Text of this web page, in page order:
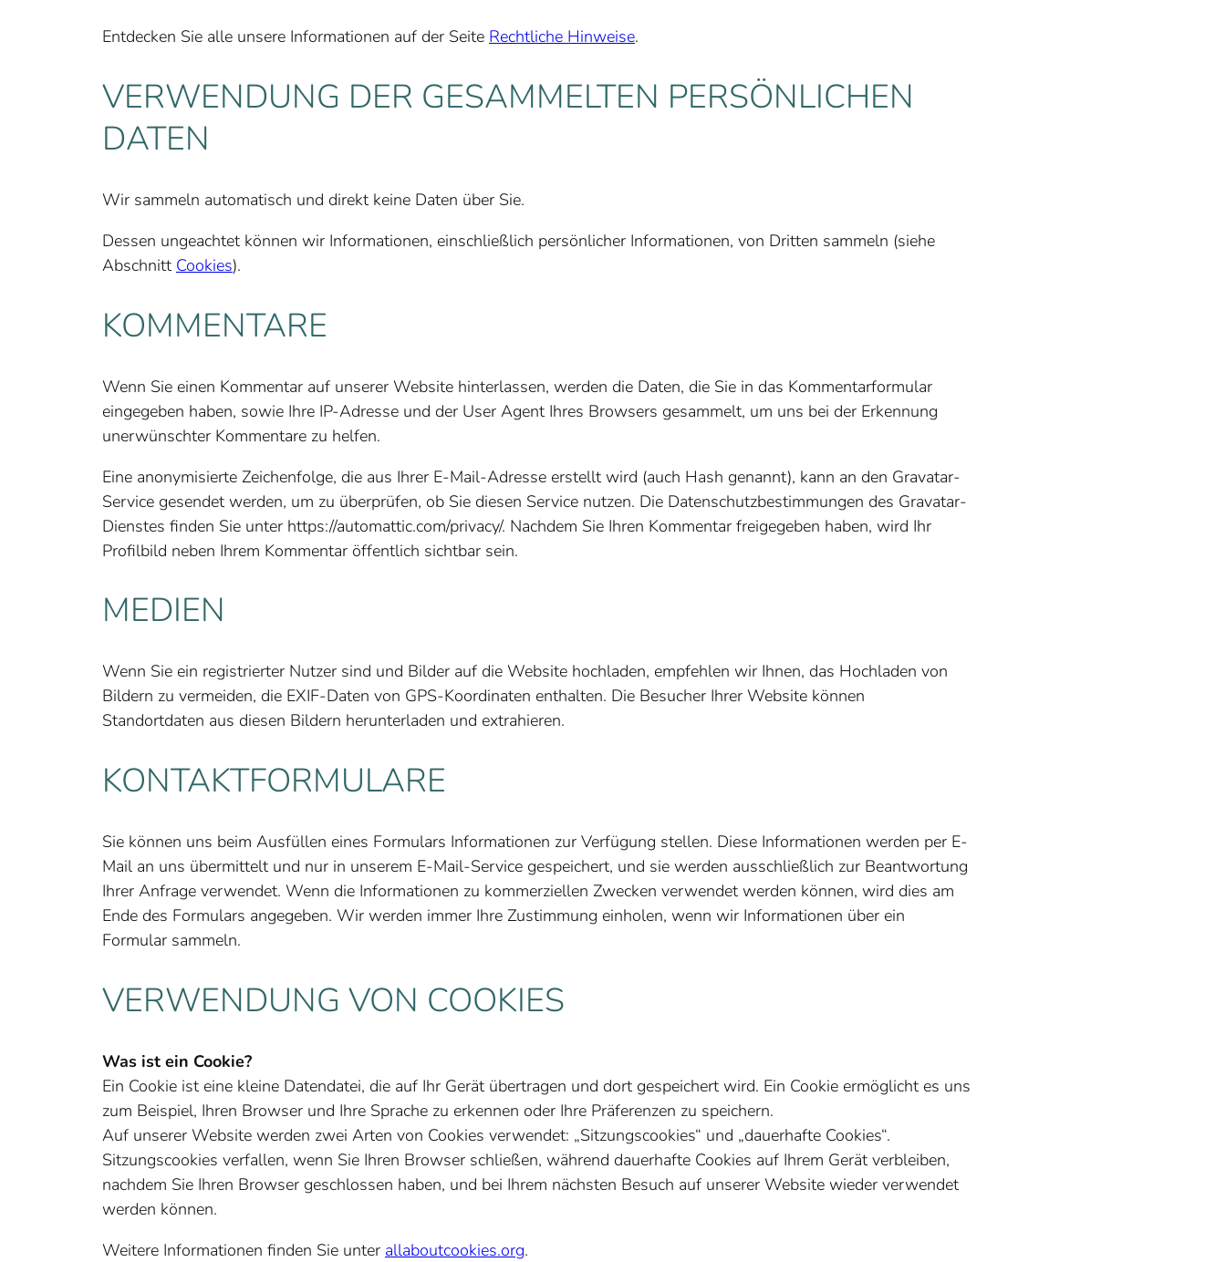
Entdecken Sie alle unsere Informationen auf der Seite Rechtliche Hinweise.
VERWENDUNG DER GESAMMELTEN PERSÖNLICHEN
DATEN
Wir sammeln automatisch und direkt keine Daten über Sie.
Dessen ungeachtet können wir Informationen, einschließlich persönlicher Informationen, von Dritten sammeln (siehe
Abschnitt Cookies).
KOMMENTARE
Wenn Sie einen Kommentar auf unserer Website hinterlassen, werden die Daten, die Sie in das Kommentarformular
eingegeben haben, sowie Ihre IP-Adresse und der User Agent Ihres Browsers gesammelt, um uns bei der Erkennung
unerwünschter Kommentare zu helfen.
Eine anonymisierte Zeichenfolge, die aus Ihrer E-Mail-Adresse erstellt wird (auch Hash genannt), kann an den Gravatar-
Service gesendet werden, um zu überprüfen, ob Sie diesen Service nutzen. Die Datenschutzbestimmungen des Gravatar-
Dienstes finden Sie unter https://automattic.com/privacy/. Nachdem Sie Ihren Kommentar freigegeben haben, wird Ihr
Profilbild neben Ihrem Kommentar öffentlich sichtbar sein.
MEDIEN
Wenn Sie ein registrierter Nutzer sind und Bilder auf die Website hochladen, empfehlen wir Ihnen, das Hochladen von
Bildern zu vermeiden, die EXIF-Daten von GPS-Koordinaten enthalten. Die Besucher Ihrer Website können
Standortdaten aus diesen Bildern herunterladen und extrahieren.
KONTAKTFORMULARE
Sie können uns beim Ausfüllen eines Formulars Informationen zur Verfügung stellen. Diese Informationen werden per E-
Mail an uns übermittelt und nur in unserem E-Mail-Service gespeichert, und sie werden ausschließlich zur Beantwortung
Ihrer Anfrage verwendet. Wenn die Informationen zu kommerziellen Zwecken verwendet werden können, wird dies am
Ende des Formulars angegeben. Wir werden immer Ihre Zustimmung einholen, wenn wir Informationen über ein
Formular sammeln.
VERWENDUNG VON COOKIES
Was ist ein Cookie?
Ein Cookie ist eine kleine Datendatei, die auf Ihr Gerät übertragen und dort gespeichert wird. Ein Cookie ermöglicht es uns
zum Beispiel, Ihren Browser und Ihre Sprache zu erkennen oder Ihre Präferenzen zu speichern.
Auf unserer Website werden zwei Arten von Cookies verwendet: „Sitzungscookies“ und „dauerhafte Cookies“.
Sitzungscookies verfallen, wenn Sie Ihren Browser schließen, während dauerhafte Cookies auf Ihrem Gerät verbleiben,
nachdem Sie Ihren Browser geschlossen haben, und bei Ihrem nächsten Besuch auf unserer Website wieder verwendet
werden können.
Weitere Informationen finden Sie unter allaboutcookies.org.